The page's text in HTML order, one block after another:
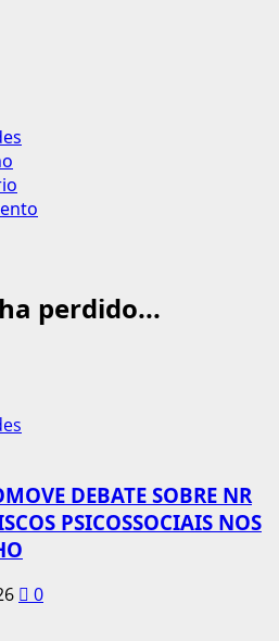
perdido...
DEBATE SOBRE NR
PSICOSSOCIAIS NOS
0